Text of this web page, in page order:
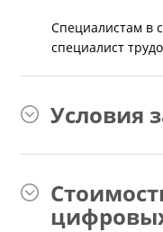
Специалистам в
специалист
Условия